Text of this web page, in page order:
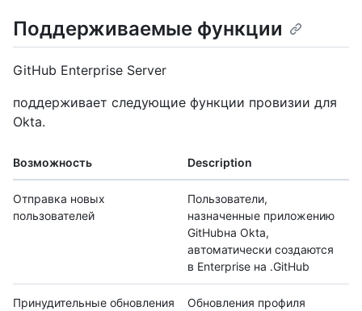
Поддерживаемые функции
GitHub Enterprise Server
поддерживает следующие функции провизии для
Okta.
Возможность Description
Отправка новых
пользователей
Пользователи,
назначенные приложению
GitHubна Okta,
автоматически создаются
в Enterprise на .GitHub
Принудительные обновления
Обновления профиля